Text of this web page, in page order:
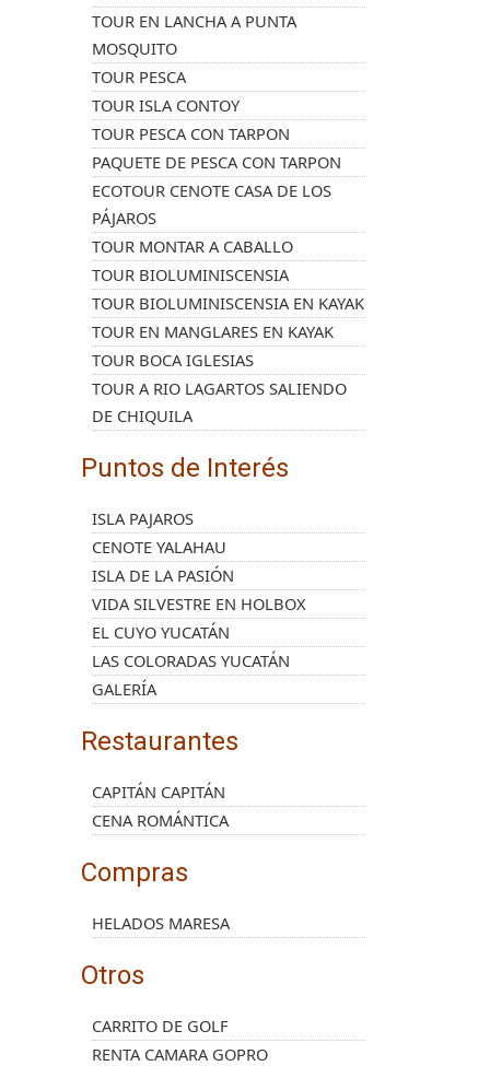
TOUR EN LANCHA A PUNTA
MOSQUITO
TOUR PESCA
TOUR ISLA CONTOY
TOUR PESCA CON TARPON
PAQUETE DE PESCA CON TARPON
ECOTOUR CENOTE CASA DE LOS
PÁJAROS
TOUR MONTAR A CABALLO
TOUR BIOLUMINISCENSIA
TOUR BIOLUMINISCENSIA EN KAYAK
TOUR EN MANGLARES EN KAYAK
TOUR BOCA IGLESIAS
TOUR A RIO LAGARTOS SALIENDO
DE CHIQUILA
Puntos de Interés
ISLA PAJAROS
CENOTE YALAHAU
ISLA DE LA PASIÓN
VIDA SILVESTRE EN HOLBOX
EL CUYO YUCATÁN
LAS COLORADAS YUCATÁN
GALERÍA
Restaurantes
CAPITÁN CAPITÁN
CENA ROMÁNTICA
Compras
HELADOS MARESA
Otros
CARRITO DE GOLF
RENTA CAMARA GOPRO